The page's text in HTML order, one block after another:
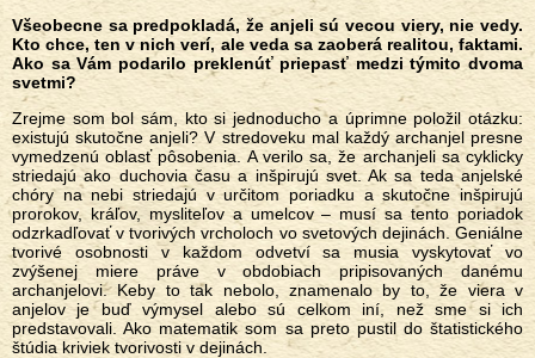
Všeobecne sa predpokladá, že anjeli sú vecou viery, nie vedy.
Kto chce, ten v nich verí, ale veda sa zaoberá realitou, faktami.
Ako sa Vám podarilo preklenúť priepasť medzi týmito dvoma
svetmi?
Zrejme som bol sám, kto si jednoducho a úprimne položil otázku:
existujú skutočne anjeli? V stredoveku mal každý archanjel presne
vymedzenú oblasť pôsobenia. A verilo sa, že archanjeli sa cyklicky
striedajú ako duchovia času a inšpirujú svet. Ak sa teda anjelské
chóry na nebi striedajú v určitom poriadku a skutočne inšpirujú
prorokov, kráľov, mysliteľov a umelcov – musí sa tento poriadok
odzrkadľovať v tvorivých vrcholoch vo svetových dejinách. Geniálne
tvorivé osobnosti v každom odvetví sa musia vyskytovať vo
zvýšenej miere práve v obdobiach pripisovaných danému
archanjelovi. Keby to tak nebolo, znamenalo by to, že viera v
anjelov je buď výmysel alebo sú celkom iní, než sme si ich
predstavovali. Ako matematik som sa preto pustil do štatistického
štúdia kriviek tvorivosti v dejinách.